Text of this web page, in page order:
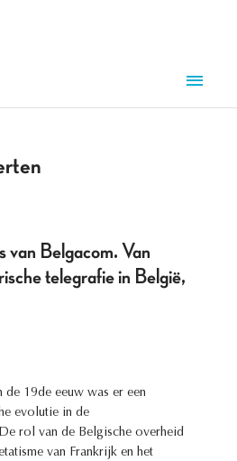
van Belgacom. Van
telegrafie in België,
de 19de eeuw was er een
evolutie in de
rol van de Belgische overheid
van Frankrijk en het